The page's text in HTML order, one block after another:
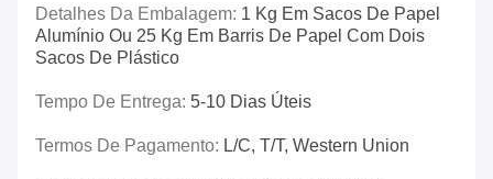
Detalhes Da Embalagem: 1 Kg Em Sacos De Papel
Alumínio Ou 25 Kg Em Barris De Papel Com Dois
Sacos De Plástico
Tempo De Entrega: 5-10 Dias Úteis
Termos De Pagamento: L/C, T/T, Western Union